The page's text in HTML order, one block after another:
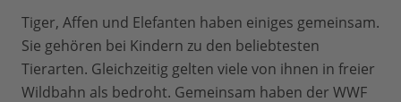
Tiger, Affen und Elefanten haben einiges gemeinsam.
Sie gehören bei Kindern zu den beliebtesten
Tierarten. Gleichzeitig gelten viele von ihnen in freier
Wildbahn als bedroht. Gemeinsam haben der WWF